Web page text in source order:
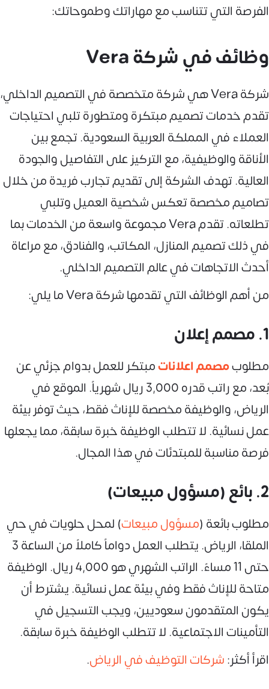
الفرصة التي تتناسب مع مهاراتك وطموحاتك:
وظائف في شركة Vera
شركة Vera هي شركة متخصصة في التصميم الداخلي،
تقدم خدمات تصميم مبتكرة ومتطورة تلبي احتياجات
العملاء في المملكة العربية السعودية. تجمع بين
الأناقة والوظيفية، مع التركيز على التفاصيل والجودة
العالية. تهدف الشركة إلى تقديم تجارب فريدة من خلال
تصاميم مخصصة تعكس شخصية العميل وتلبي
تطلعاته. تقدم Vera مجموعة واسعة من الخدمات بما
في ذلك تصميم المنازل، المكاتب، والفنادق، مع مراعاة
أحدث الاتجاهات في عالم التصميم الداخلي.
من أهم الوظائف التي تقدمها شركة Vera ما يلي:
1. مصمم إعلان
مطلوبمصمم اعلاناتمبتكر للعمل بدوام جزئي عن
بُعد، مع راتب قدره 3,000 ريال شهرياً. الموقع في
الرياض، والوظيفة مخصصة للإناث فقط، حيث توفر بيئة
عمل نسائية. لا تتطلب الوظيفة خبرة سابقة، مما يجعلها
فرصة مناسبة للمبتدئات في هذا المجال.
2. بائع (مسؤول مبيعات)
مطلوب بائعة (مسؤول مبيعات) لمحل حلويات في حي
الملقا، الرياض. يتطلب العمل دواماً كاملاً من الساعة 3
حتى 11 مساءً. الراتب الشهري هو 4,000 ريال. الوظيفة
متاحة للإناث فقط وفي بيئة عمل نسائية. يشترط أن
يكون المتقدمون سعوديين، ويجب التسجيل في
التأمينات الاجتماعية. لا تتطلب الوظيفة خبرة سابقة.
اقرأ أكثر:شركات التوظيف في الرياض.